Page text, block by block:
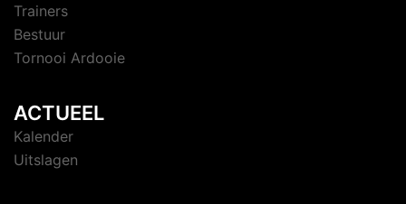
Trainers
Bestuur
Tornooi Ardooie
ACTUEEL
Kalender
Uitslagen